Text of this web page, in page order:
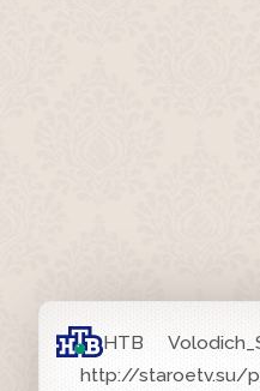
НТВ
http://staroetv.su/